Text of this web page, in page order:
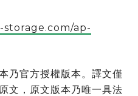
ap-
乃官方授權版本。譯文僅
文，原文版本乃唯一具法